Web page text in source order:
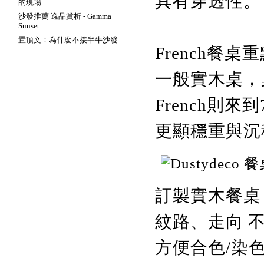
的現場
沙發推薦 逸品賞析 - Gamma｜
Sunset
置頂文：為什麼不接半牛沙發
French餐桌
一般實木桌
French則來
更顯穩重與
訂製實木餐
紋路、走向
方便合色/染